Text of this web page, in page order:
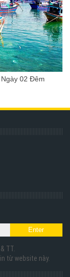
02 Đêm
TT.
từ website này.